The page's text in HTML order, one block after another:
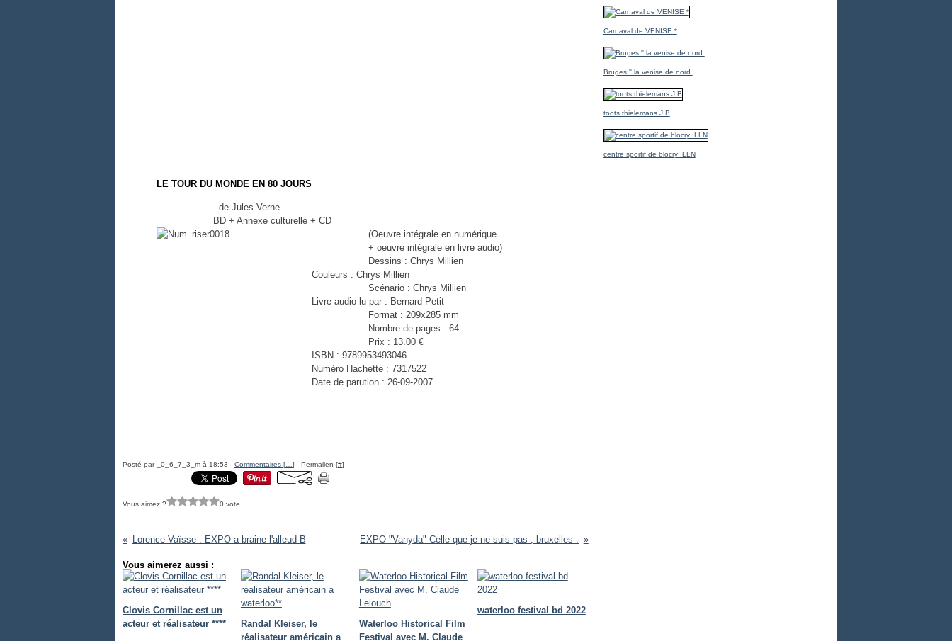
LE TOUR DU MONDE EN 80 JOURS
de Jules Verne
BD + Annexe culturelle + CD
(Oeuvre intégrale en numérique
+ oeuvre intégrale en livre audio)
Dessins : Chrys Millien
Couleurs : Chrys Millien
Scénario : Chrys Millien
Livre audio lu par : Bernard Petit
Format : 209x285 mm
Nombre de pages : 64
Prix : 13.00 €
ISBN : 9789953493046
Numéro Hachette : 7317522
Date de parution : 26-09-2007
Posté par _0_6_7_3_m à 18:53 - Commentaires [ ] - Permalien [#]
Vous aimez ? 0 vote
Lorence Vaïsse : EXPO a braine l'alleud B EXPO "Vanyda" Celle que je ne suis pas ; bruxelles :
Vous aimerez aussi :
Clovis Cornillac est un
acteur et réalisateur ****
Randal Kleiser, le
réalisateur américain a
Waterloo Historical Film
Festival avec M. Claude
waterloo festival bd 2022
Carnaval de VENISE *
Bruges '' la venise de nord.
toots thielemans J B
centre sportif de blocry .LLN